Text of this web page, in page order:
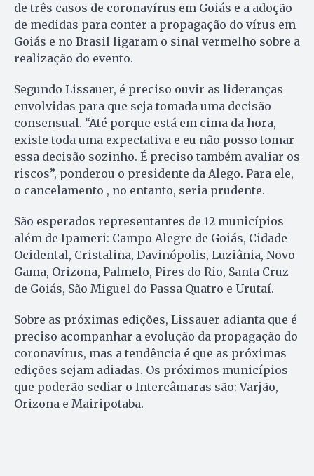
de três casos de coronavírus em Goiás e a adoção
de medidas para conter a propagação do vírus em
Goiás e no Brasil ligaram o sinal vermelho sobre a
realização do evento.
Segundo Lissauer, é preciso ouvir as lideranças
envolvidas para que seja tomada uma decisão
consensual. “Até porque está em cima da hora,
existe toda uma expectativa e eu não posso tomar
essa decisão sozinho. É preciso também avaliar os
riscos”, ponderou o presidente da Alego. Para ele,
o cancelamento , no entanto, seria prudente.
São esperados representantes de 12 municípios
além de Ipameri: Campo Alegre de Goiás, Cidade
Ocidental, Cristalina, Davinópolis, Luziânia, Novo
Gama, Orizona, Palmelo, Pires do Rio, Santa Cruz
de Goiás, São Miguel do Passa Quatro e Urutaí.
Sobre as próximas edições, Lissauer adianta que é
preciso acompanhar a evolução da propagação do
coronavírus, mas a tendência é que as próximas
edições sejam adiadas. Os próximos municípios
que poderão sediar o Intercâmaras são: Varjão,
Orizona e Mairipotaba.